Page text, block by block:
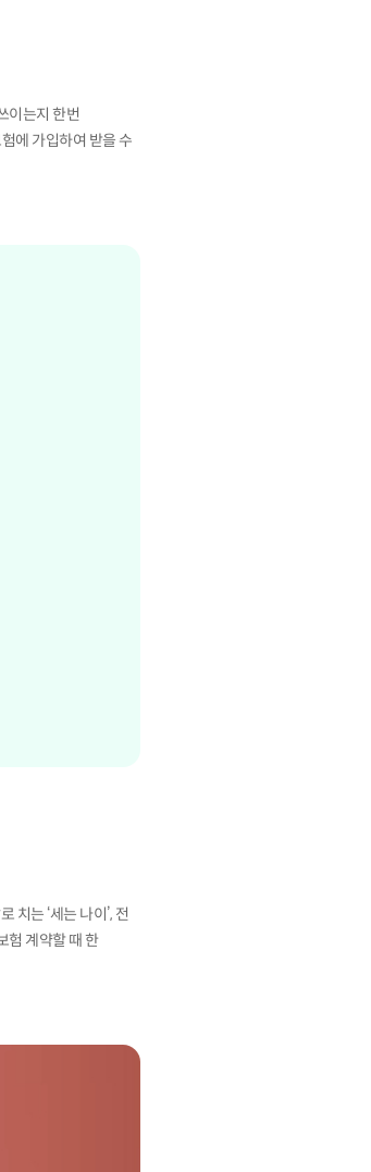
이는지 한번
에 가입하여 받을 수
치는 ‘세는 나이’, 전
험 계약할 때 한